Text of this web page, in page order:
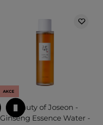
AKCE
Beauty of Joseon -
Ginseng Essence Water -